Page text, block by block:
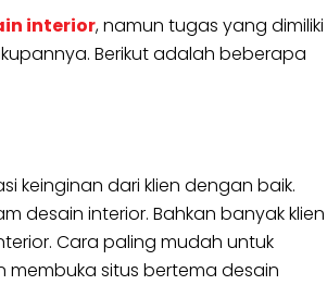
interior, namun tugas yang dimiliki
Berikut adalah beberapa
keinginan dari klien dengan baik.
desain interior. Bahkan banyak klien
Cara paling mudah untuk
membuka situs bertema desain